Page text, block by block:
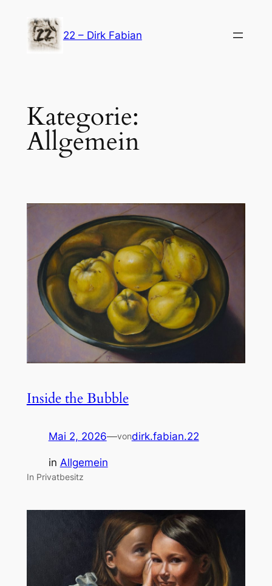
Inhalt
springen
22 – Dirk Fabian
Kategorie:
Allgemein
Inside the Bubble
Mai 2, 2026—vondirk.fabian.22
in Allgemein
In Privatbesitz